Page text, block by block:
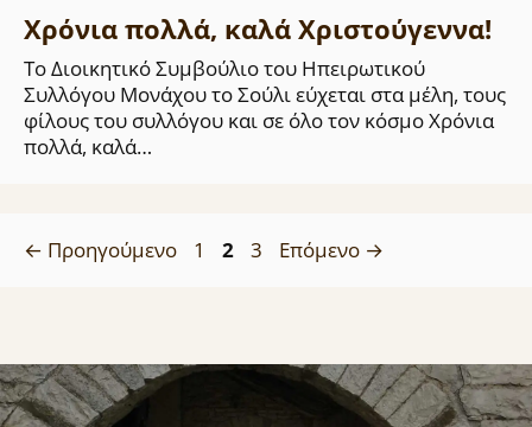
Χρόνια πολλά, καλά Χριστούγεννα!
Το Διοικητικό Συμβούλιο του Ηπειρωτικού
Συλλόγου Μονάχου το Σούλι εύχεται στα μέλη, τους
φίλους του συλλόγου και σε όλο τον κόσμο Χρόνια
πολλά, καλά…
← Προηγούμενο Σελίδα
1 Σελίδα
2 Σελίδα
3 Επόμενο →